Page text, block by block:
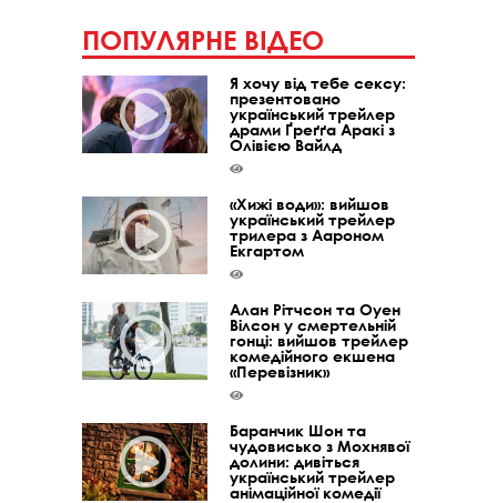
ПОПУЛЯРНЕ ВІДЕО
Я хочу від тебе сексу:
презентовано
український трейлер
драми Ґреґґа Аракі з
Олівією Вайлд
«Хижі води»: вийшов
український трейлер
трилера з Аароном
Екгартом
Алан Рітчсон та Оуен
Вілсон у смертельній
гонці: вийшов трейлер
комедійного екшена
«Перевізник»
Баранчик Шон та
чудовисько з Мохнявої
долини: дивіться
український трейлер
анімаційної комедії